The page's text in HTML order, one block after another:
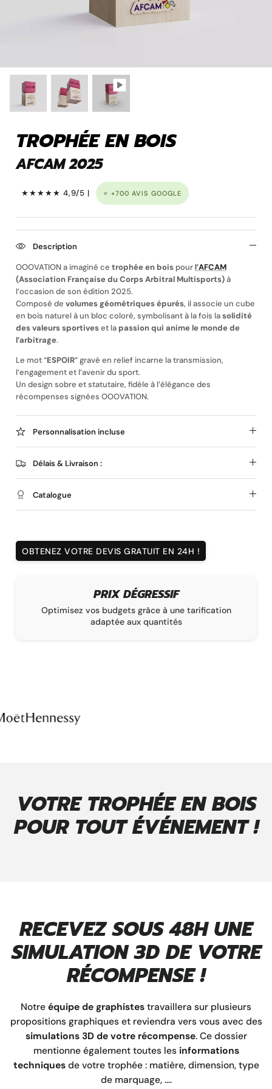
Porte clé à graver
Magnet personnalisé
TROPHÉE EN BOIS
AFCAM 2025
★★★★★ 4,9/5 | ⭐ +700 AVIS GOOGLE
Description
OOOVATION a imaginé ce trophée en bois pourl’AFCAM
(Association Française du Corps Arbitral Multisports)à
l’occasion de son édition 2025.
Composé de volumes géométriques épurés, il associe un cube
en bois naturel à un bloc coloré, symbolisant à la fois lasolidité
des valeurs sportiveset lapassion qui anime le monde de
l’arbitrage.
Le mot “ESPOIR” gravé en relief incarne la transmission,
l’engagement et l’avenir du sport.
Un design sobre et statutaire, fidèle à l’élégance des
récompenses signées OOOVATION.
Personnalisation incluse
Délais & Livraison :
Catalogue
OBTENEZ VOTRE DEVIS GRATUIT EN 24H !
PRIX DÉGRESSIF
Optimisez vos budgets grâce à une tarification
adaptée aux quantités
VOTRE TROPHÉE EN BOIS
POUR TOUT ÉVÉNEMENT !
RECEVEZ SOUS 48H UNE
SIMULATION 3D DE VOTRE
RÉCOMPENSE !
Notre équipe de graphistes travaillera sur plusieurs
propositions graphiques et reviendra vers vous avec des
simulations 3D de votre récompense. Ce dossier
mentionne également toutes lesinformations
techniques de votre trophée : matière, dimension, type
de marquage, ....